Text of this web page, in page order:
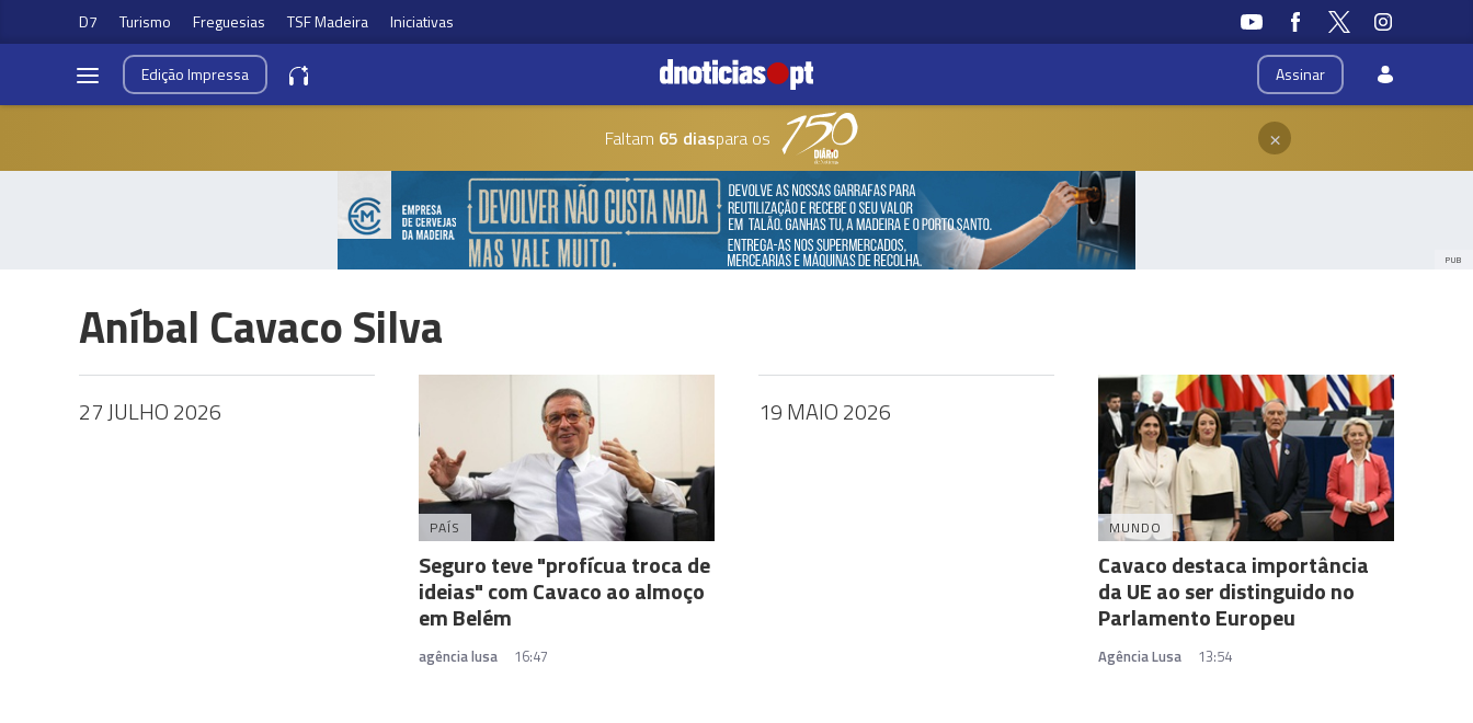
D7 Turismo Freguesias TSF Madeira Iniciativas
Assinar
EdiçãoImpressa
Faltam 65 diaspara os ×
PUB
Aníbal Cavaco Silva
27 JULHO 2026
PAÍS
Seguro teve "profícua troca de
ideias" com Cavaco ao almoço
em Belém
agência lusa 16:47
19 MAIO 2026
MUNDO
Cavaco destaca importância
da UE ao ser distinguido no
Parlamento Europeu
Agência Lusa 13:54